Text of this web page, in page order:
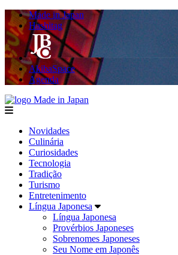
Made in Japan
Hashitag
AkibaSpace
Agenda
menu
Novidades
Culinária
Curiosidades
Tecnologia
Tradição
Turismo
Entretenimento
Língua Japonesa
Língua Japonesa
Provérbios Japoneses
Sobrenomes Japoneses
Seu Nome em Japonês